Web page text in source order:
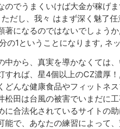
のでうまくいけば大金が稼げ
だし、我々 はまず深く魅了
著になるのではないでしょう
の1ということになります, ネ
中から、真実を導かなくては
すれば、星4個以上のCZ濃厚
どんな健康食品やフィットネ
松田は台風の被害でいまだに
に合法化されているサイトの
能で、あなたの練習によって